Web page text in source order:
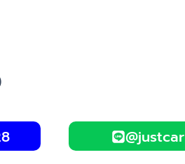
@justcar